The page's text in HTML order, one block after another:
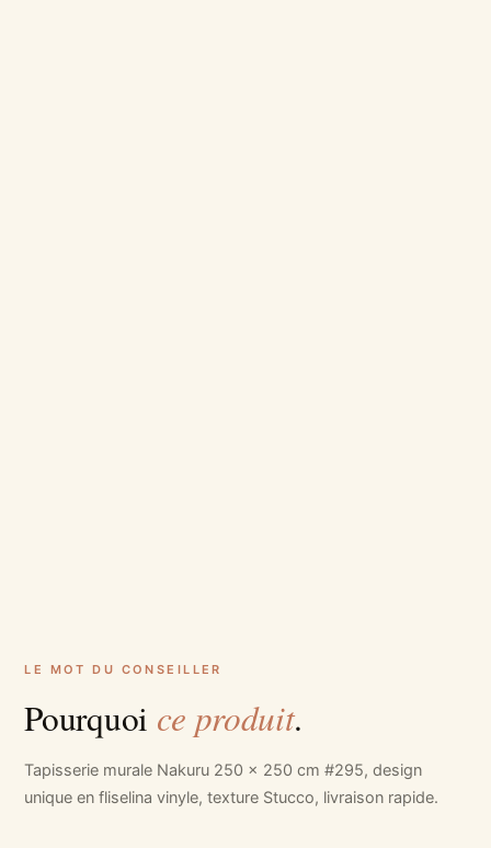
LE MOT DU CONSEILLER
Pourquoi ce produit.
Tapisserie murale Nakuru 250 x 250 cm #295, design
unique en fliselina vinyle, texture Stucco, livraison rapide.